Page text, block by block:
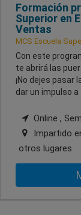
Formación
Superior en
Ventas
MCS Escuela
Con este
te abrirá las
¡No dejes
dar un impulso
Online ,
Impartido
otros lugares